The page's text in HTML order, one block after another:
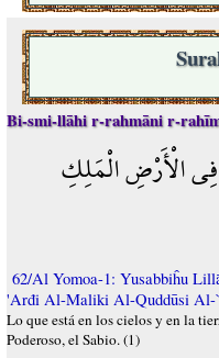
Bi-smi-llāhi r-rahmāni r-
الْأَرْضِ الْمَلِكِ
62/Al Yomoa-1: Yusabbiĥu
'Arđi Al-Maliki Al-Quddūsi
Lo que está en los cielos y en la
Poderoso, el Sabio. (1)